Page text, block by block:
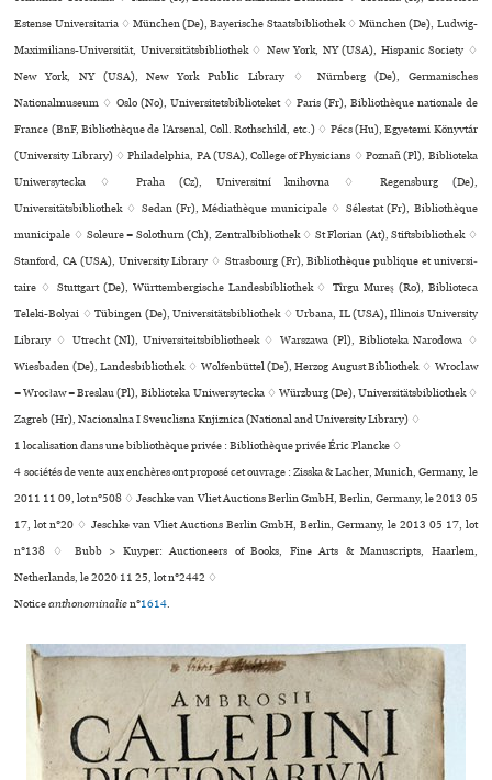
Estense Universitaria ♢ München (De), Bayerische Staatsbibliothek ♢ München (De), Ludwig-
Maximilians-Universität, Universitätsbibliothek ♢ New York, NY (USA), Hispanic Society ♢
New York, NY (USA), New York Public Library ♢ Nürnberg (De), Germanisches
Nationalmuseum ♢ Oslo (No), Universitetsbiblioteket ♢ Paris (Fr), Bibliothèque nationale de
France (BnF, Bibliothèque de l’Arsenal, Coll. Rothschild, etc.) ♢ Pécs (Hu), Egyetemi Könyvtár
(University Library) ♢ Philadelphia, PA (USA), College of Physicians ♢ Poznañ (Pl), Biblioteka
Uniwersytecka ♢ Praha (Cz), Universitní kni­hovna ♢ Regensburg (De),
Universitätsbibliothek ♢ Sedan (Fr), Médiathèque muni­ci­pale ♢ Sélestat (Fr), Bibliothèque
muni­ci­pale ♢ Soleure = Solothurn (Ch), Zentralbibliothek ♢ St Florian (At), Stiftsbibliothek ♢
Stanford, CA (USA), University Library ♢ Strasbourg (Fr), Bibliothèque publi­que et uni­ver­si­
taire ♢ Stuttgart (De), Württembergische Landesbibliothek ♢ Tîrgu Mureş (Ro), Biblioteca
Teleki-Bolyai ♢ Tübingen (De), Universitätsbibliothek ♢ Urbana, IL (USA), Illinois University
Library ♢ Utrecht (Nl), Universiteitsbibliotheek ♢ Warszawa (Pl), Biblioteka Narodowa ♢
Wiesbaden (De), Landesbibliothek ♢ Wolfenbüttel (De), Herzog August Bibliothek ♢ Wroclaw
= Wrocław = Breslau (Pl), Biblioteka Uniwersytecka ♢ Würzburg (De), Universitätsbibliothek ♢
Zagreb (Hr), Nacionalna I Sveuclisna Knjiznica (National and University Library) ♢
1 localisation dans une bibliothèque privée : Bibliothèque privée Éric Plancke ♢
4 sociétés de vente aux enchères ont proposé cet ouvrage : Zisska & Lacher, Munich, Germany, le
2011 11 09, lot n°508 ♢ Jeschke van Vliet Auctions Berlin GmbH, Berlin, Germany, le 2013 05
17, lot n°20 ♢ Jeschke van Vliet Auctions Berlin GmbH, Berlin, Germany, le 2013 05 17, lot
n°138 ♢ Bubb > Kuyper: Auctioneers of Books, Fine Arts & Manuscripts, Haarlem,
Netherlands, le 2020 11 25, lot n°2442 ♢
Noticeanthonominalien°1614.